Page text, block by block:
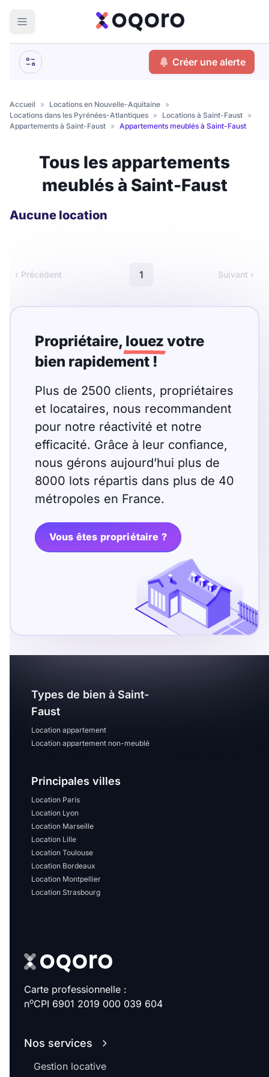
Votre
Que recherchez-vous ?
Coliving
Meublé
Montant du loyer
€
€
Nombre de pièces
Studio T1 T1 bis
T3 T4 T5
T7 T8 T9
T13 T14 T15
m2
m2
Nombre de chambres
disponibles
chambres
Espaces additionnels
Sélectionner...
Équipements des parties
communes
Ascenseur Gardien
Disponible à partir du
promotions sur honoraires
recherche
Créer une alerte
Accueil » Locations en Nouvelle-Aquitaine »
Locations dans les Pyrénées-Atlantiques » Locations à Saint-Faust »
Appartements à Saint-Faust » Appartements meublés à Saint-Faust
Tous les appartements
meublés à Saint-Faust
Aucune location
‹ Précédent 1 Suivant ›
Propriétaire, louez votre
bien rapidement !
Plus de 2500 clients, propriétaires
et locataires, nous recommandent
pour notre réactivité et notre
efficacité. Grâce à leur confiance,
nous gérons aujourd’hui plus de
8000 lots répartis dans plus de 40
métropoles en France.
Vous êtes propriétaire ?
Types de bien à Saint-
Faust
Location appartement
Location appartement non-meublé
Principales villes
Location Paris
Location Lyon
Location Marseille
Location Lille
Location Toulouse
Location Bordeaux
Location Montpellier
Location Strasbourg
Carte professionnelle :
noCPI 6901 2019 000 039 604
Nos services
Gestion locative